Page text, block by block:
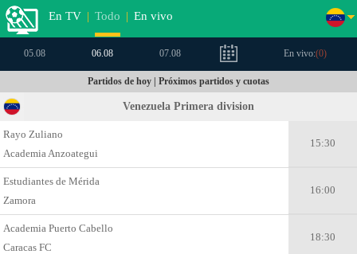
En TV | Todo | En vivo
05.08 06.08 07.08 En vivo:(0)
Partidos de hoy | Próximos partidos y cuotas
Venezuela Primera division
Rayo Zuliano
Academia Anzoategui
15:30
Estudiantes de Mérida
Zamora
16:00
Academia Puerto Cabello
Caracas FC
18:30